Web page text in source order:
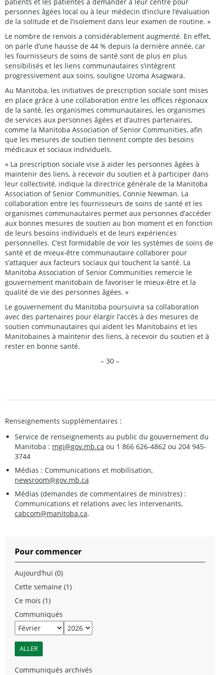
personnes âgées local ou à leur médecin d’inclure l’évaluation
de la solitude et de l’isolement dans leur examen de routine. »
Le nombre de renvois a considérablement augmenté. En effet,
on parle d’une hausse de 44 % depuis la dernière année, car
les fournisseurs de soins de santé sont de plus en plus
sensibilisés et les liens communautaires s’intègrent
progressivement aux soins, souligne Uzoma Asagwara.
Au Manitoba, les initiatives de prescription sociale sont mises
en place grâce à une collaboration entre les offices régionaux
de la santé, les organismes communautaires, les organismes
de services aux personnes âgées et d’autres partenaires,
comme la Manitoba Association of Senior Communities, afin
que les mesures de soutien tiennent compte des besoins
médicaux et sociaux individuels.
« La prescription sociale vise à aider les personnes âgées à
maintenir des liens, à recevoir du soutien et à participer dans
leur collectivité, indique la directrice générale de la Manitoba
Association of Senior Communities, Connie Newman. La
collaboration entre les fournisseurs de soins de santé et les
organismes communautaires permet aux personnes d’accéder
aux bonnes mesures de soutien au bon moment et en fonction
de leurs besoins individuels et de leurs expériences
personnelles. C’est formidable de voir les systèmes de soins de
santé et de mieux-être communautaire collaborer pour
s’attaquer aux facteurs sociaux qui touchent la santé. La
Manitoba Association of Senior Communities remercie le
gouvernement manitobain de favoriser le mieux-être et la
qualité de vie des personnes âgées. »
Le gouvernement du Manitoba poursuivra sa collaboration
avec des partenaires pour élargir l’accès à des mesures de
soutien communautaires qui aident les Manitobains et les
Manitobaines à maintenir des liens, à recevoir du soutien et à
rester en bonne santé.
– 30 –
Renseignements supplémentaires :
Service de renseignements au public du gouvernement du
Manitoba : mgi@gov.mb.ca ou 1 866 626-4862 ou 204 945-
3744
Médias : Communications et mobilisation,
newsroom@gov.mb.ca
Médias (demandes de commentaires de ministres) :
Communications et relations avec les intervenants,
cabcom@manitoba.ca.
Pour commencer
Aujourd’hui (0)
Cette semaine (1)
Ce mois (1)
Communiqués
Communiqués archivés